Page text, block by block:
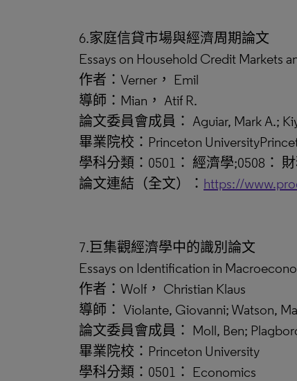
6.家庭信貸市場與經濟周期論文
Essays on Household Credit Markets
作者：Verner， Emil
導師：Mian， Atif R.
論文委員會成員： Aguiar, Mark A.;
畢業院校：Princeton
學科分類：0501： 經濟學;0508：
論文連結（全文）： https://
7.巨集觀經濟學中的識別論文
Essays on Identification in
作者：Wolf， Christian Klaus
導師： Violante, Giovanni; Watson,
論文委員會成員： Moll, Ben;
畢業院校：Princeton University
學科分類：0501： Economics